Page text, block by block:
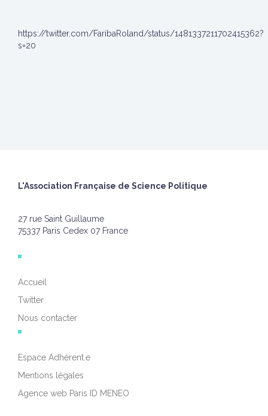
https://twitter.com/FaribaRoland/status/1481337211702415362?
s=20
L'Association Française de Science Politique
27 rue Saint Guillaume
75337 Paris Cedex 07 France
Accueil
Twitter
Nous contacter
Espace Adhérent.e
Mentions légales
Agence web Paris ID MENEO